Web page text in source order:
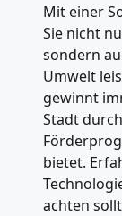
Mit einer
Sie nicht
sondern
Umwelt
gewinnt
Stadt
bietet.
achten